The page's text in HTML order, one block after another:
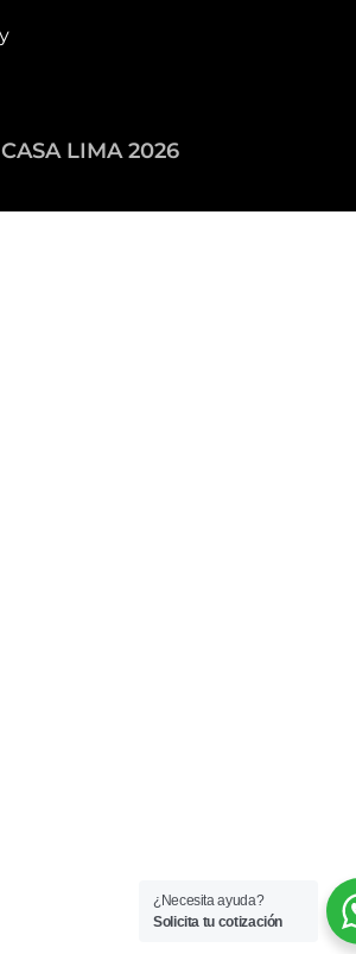
CASA LIMA 2026
¿Necesita ayuda?
Solicita tu cotización